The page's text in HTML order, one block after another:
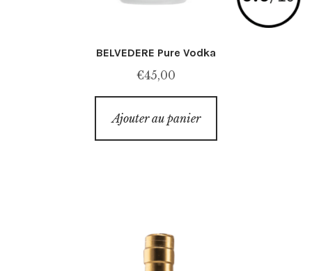
BELVEDERE Pure Vodka
€45,00
Ajouter au panier